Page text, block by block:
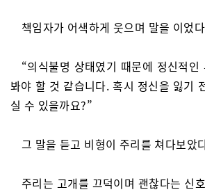
책임자가 어색하게 웃으며 말을 이었
“의식불명 상태였기 때문에 정신적
봐야 할 것 같습니다. 혹시 정신을 잃기
실 수 있을까요?”
그 말을 듣고 비형이 주리를 쳐다보았
주리는 고개를 끄덕이며 괜찮다는 신